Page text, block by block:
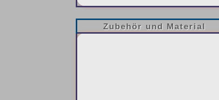
Zubehör und Material